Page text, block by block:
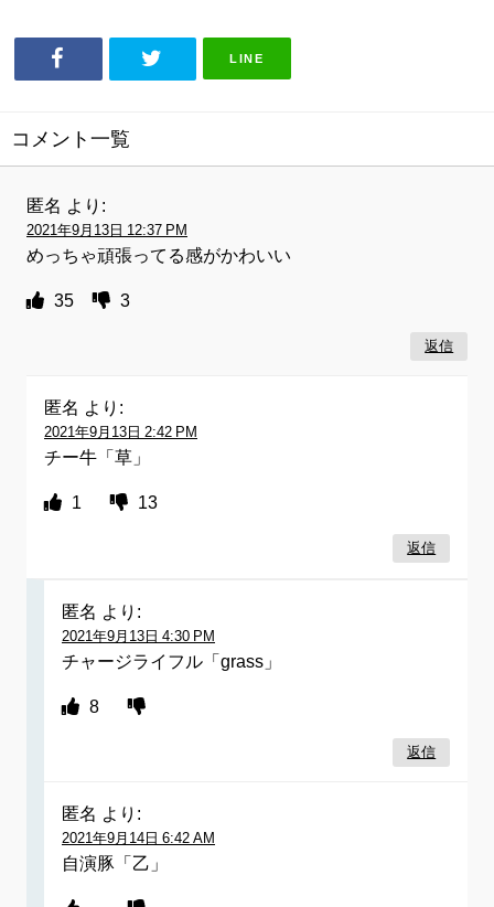
LINE
コメント一覧
匿名 より:
2021年9月13日 12:37 PM
めっちゃ頑張ってる感がかわいい
35 3
返信
匿名 より:
2021年9月13日 2:42 PM
チー牛「草」
1 13
返信
匿名 より:
2021年9月13日 4:30 PM
チャージライフル「grass」
8
返信
匿名 より:
2021年9月14日 6:42 AM
自演豚「乙」